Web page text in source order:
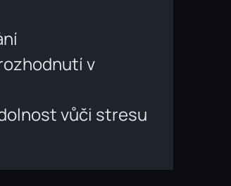
v
vůči stresu